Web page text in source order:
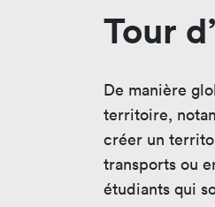
Tour
De manière
territoire,
créer un
transports ou
étudiants qui